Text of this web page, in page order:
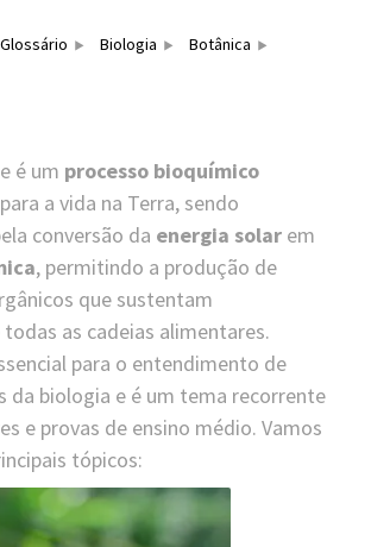
Biologia
Botânica
é um processo bioquímico
a vida na Terra, sendo
conversão da energia solar em
, permitindo a produção de
que sustentam
as cadeias alimentares.
para o entendimento de
da biologia e é um tema recorrente
e provas de ensino médio. Vamos
tópicos: